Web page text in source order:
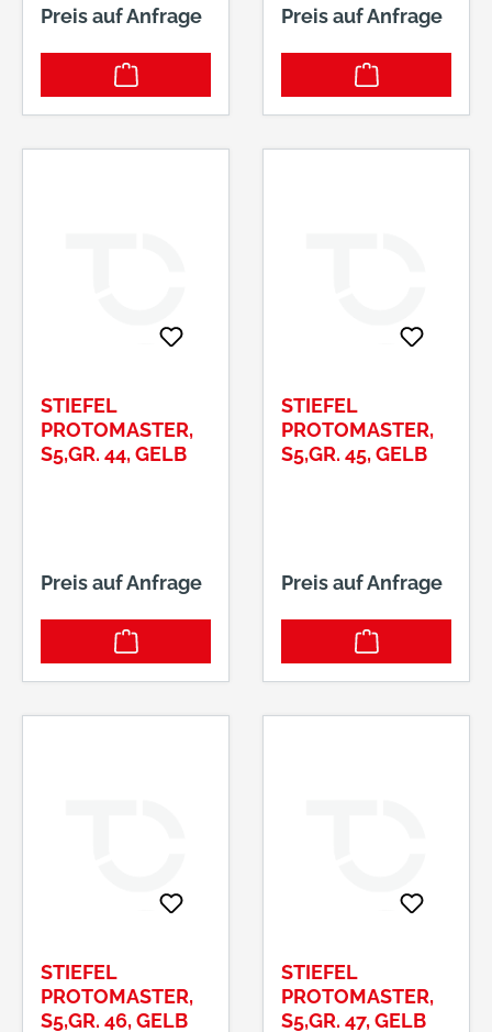
Preis auf Anfrage Preis auf Anfrage
STIEFEL
PROTOMASTER,
S5,GR. 44, GELB
Preis auf Anfrage
STIEFEL
PROTOMASTER,
S5,GR. 45, GELB
Preis auf Anfrage
STIEFEL
PROTOMASTER,
S5,GR. 46, GELB
STIEFEL
PROTOMASTER,
S5,GR. 47, GELB